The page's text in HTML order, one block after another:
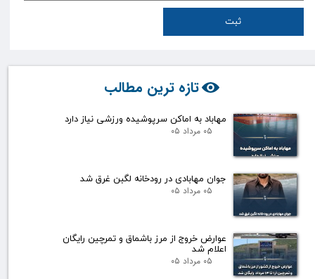
تازه ترین مطالب
مهاباد به اماکن سرپوشیده ورزشی نیاز دارد
۰۵ مرداد ۰۵
جوان مهابادی در رودخانه لگبن غرق شد
۰۵ مرداد ۰۵
عوارض خروج از مرز باشماق و تمرچین رایگان
اعلام شد
۰۵ مرداد ۰۵
ثبت